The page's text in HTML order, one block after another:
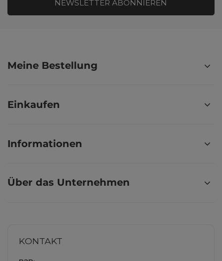
NEWSLETTER ABONNIEREN
Meine Bestellung
Einkaufen
Informationen
Über das Unternehmen
KONTAKT